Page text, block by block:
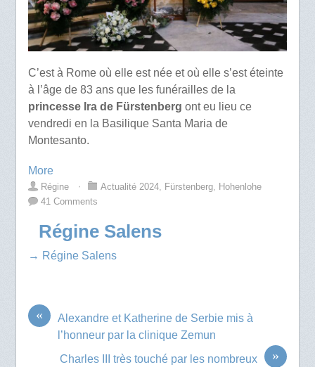
C’est à Rome où elle est née et où elle s’est éteinte
à l’âge de 83 ans que les funérailles de la
princesse Ira de Fürstenberg ont eu lieu ce
vendredi en la Basilique Santa Maria de
Montesanto.
More
Régine ⋅ Actualité 2024, Fürstenberg, Hohenlohe
41 Comments
Régine Salens
→ Régine Salens
«
Alexandre et Katherine de Serbie mis à
l’honneur par la clinique Zemun
»
Charles III très touché par les nombreux